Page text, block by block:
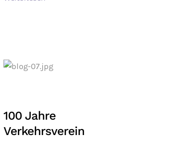
100 Jahre
Verkehrsverein